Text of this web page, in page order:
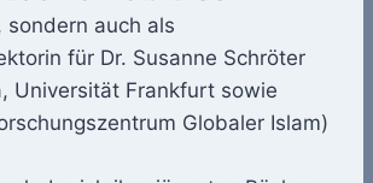
sondern auch als
für Dr. Susanne Schröter
Universität Frankfurt sowie
Globaler Islam)